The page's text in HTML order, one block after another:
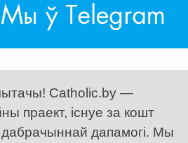
Catholic.by —
праект, існуе за кошт
дабрачыннай дапамогі. Мы